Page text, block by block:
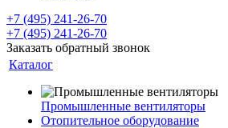
+7 (495) 241-26-70
+7 (495) 241-26-70
Заказать обратный звонок
Каталог
Промышленные вентиляторы
Отопительное оборудование